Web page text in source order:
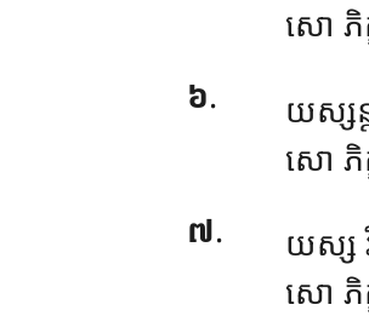
សោ ភិ
៦. យស្សន្
សោ ភិ
៧. យស្ស
សោ ភិ